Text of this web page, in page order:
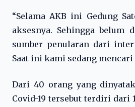
“Selama AKB ini Gedung
aksesnya. Sehingga belum
sumber penularan dari
Saat ini kami sedang mencari
Dari 40 orang yang
Covid-19 tersebut terdiri dari